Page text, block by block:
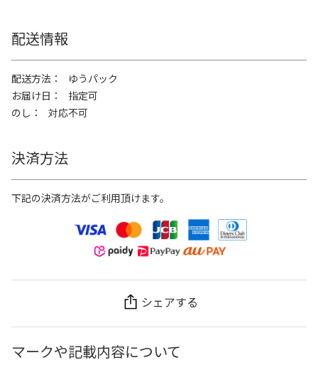
配送情報
配送方法
ゆうパック
お届け日
指定可
のし
対応不可
決済方法
下記の決済方法がご利用頂けます。
シェアする
マークや記載内容について